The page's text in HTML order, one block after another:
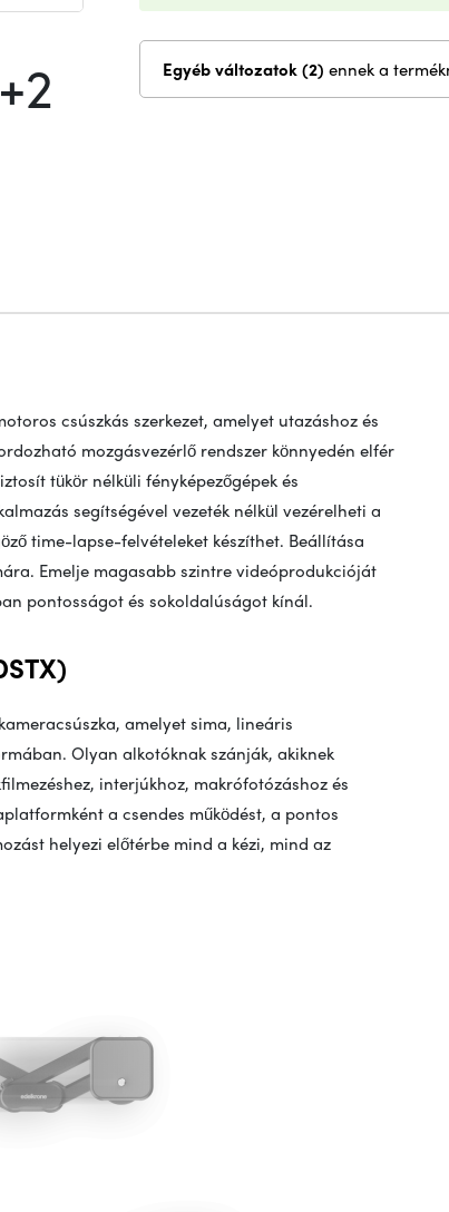
+2 Egyéb változatok (2) ennek a
csúszkás szerkezet, amelyet utazáshoz és
mozgásvezérlő rendszer könnyedén elfér
tükör nélküli fényképezőgépek és
segítségével vezeték nélkül vezérelheti a
time-lapse-felvételeket készíthet. Beállítása
Emelje magasabb szintre videóprodukcióját
pontosságot és sokoldalúságot kínál.
amelyet sima, lineáris
Olyan alkotóknak szánják, akiknek
interjúkhoz, makrófotózáshoz és
a csendes működést, a pontos
helyezi előtérbe mind a kézi, mind az